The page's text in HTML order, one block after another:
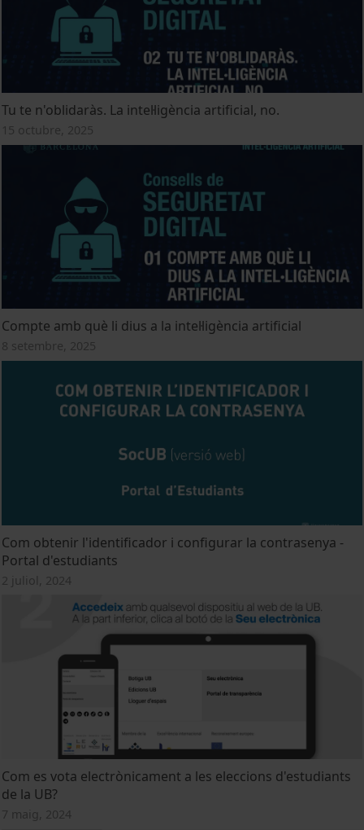
Tu te n'oblidaràs. La intel·ligència artificial, no.
15 octubre, 2025
Compte amb què li dius a la intel·ligència artificial
8 setembre, 2025
Com obtenir l'identificador i configurar la contrasenya -
Portal d'estudiants
2 juliol, 2024
Com es vota electrònicament a les eleccions d'estudiants
de la UB?
7 maig, 2024